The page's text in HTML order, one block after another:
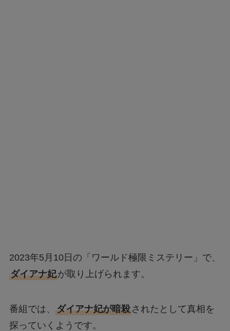
2023年5月10日の「ワールド極限ミステリー」で、
ダイアナ妃が取り上げられます。
番組では、 ダイアナ妃が暗殺されたとして真相を
探っていくようです。